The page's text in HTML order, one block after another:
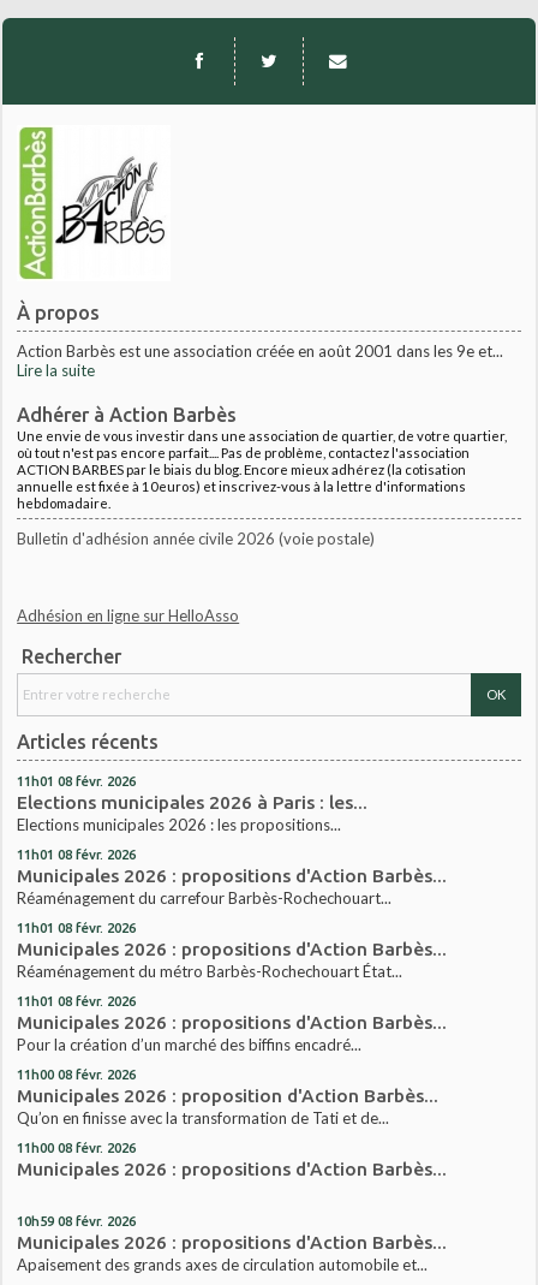
À propos
Action Barbès est une association créée en août 2001 dans les 9e et...
Lire la suite
Adhérer à Action Barbès
Une envie de vous investir dans une association de quartier, de votre quartier,
où tout n'est pas encore parfait.... Pas de problème, contactez l'association
ACTION BARBES par le biais du blog. Encore mieux adhérez (la cotisation
annuelle est fixée à 10euros) et inscrivez-vous à la lettre d'informations
hebdomadaire.
Bulletin d'adhésion année civile 2026 (voie postale)
Adhésion en ligne sur HelloAsso
Rechercher
Articles récents
11h01 08 févr. 2026
Elections municipales 2026 à Paris : les...
Elections municipales 2026 : les propositions...
11h01 08 févr. 2026
Municipales 2026 : propositions d'Action Barbès...
Réaménagement du carrefour Barbès-Rochechouart...
11h01 08 févr. 2026
Municipales 2026 : propositions d'Action Barbès...
Réaménagement du métro Barbès-Rochechouart État...
11h01 08 févr. 2026
Municipales 2026 : propositions d'Action Barbès...
Pour la création d’un marché des biffins encadré...
11h00 08 févr. 2026
Municipales 2026 : proposition d'Action Barbès...
Qu’on en finisse avec la transformation de Tati et de...
11h00 08 févr. 2026
Municipales 2026 : propositions d'Action Barbès...
10h59 08 févr. 2026
Municipales 2026 : propositions d'Action Barbès...
Apaisement des grands axes de circulation automobile et...